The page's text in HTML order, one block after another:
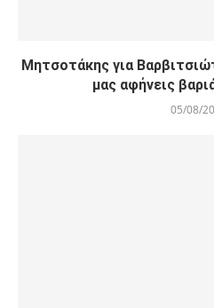
Μητσοτάκης για
μας αφήνεις
05/08/